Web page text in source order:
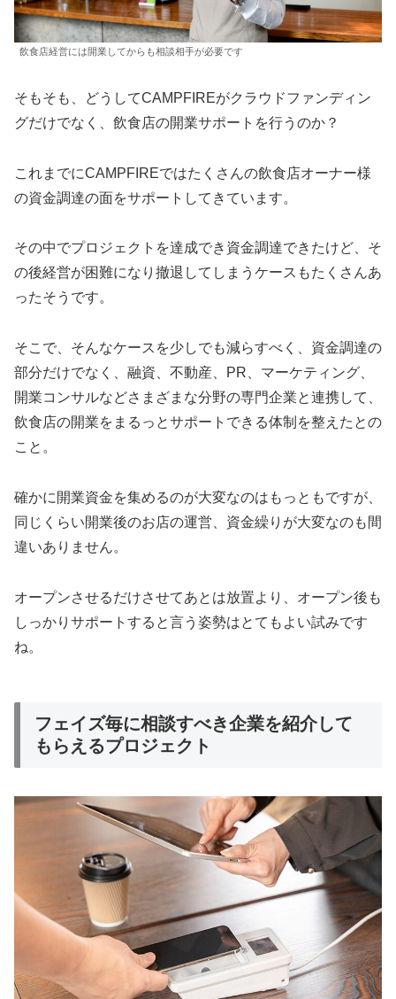
飲食店経営には開業してからも相談相手が必要です
そもそも、どうしてCAMPFIREがクラウドファンディン
グだけでなく、飲食店の開業サポートを行うのか？
これまでにCAMPFIREではたくさんの飲食店オーナー様
の資金調達の面をサポートしてきています。
その中でプロジェクトを達成でき資金調達できたけど、そ
の後経営が困難になり撤退してしまうケースもたくさんあ
ったそうです。
そこで、そんなケースを少しでも減らすべく、資金調達の
部分だけでなく、融資、不動産、PR、マーケティング、
開業コンサルなどさまざまな分野の専門企業と連携して、
飲食店の開業をまるっとサポートできる体制を整えたとの
こと。
確かに開業資金を集めるのが大変なのはもっともですが、
同じくらい開業後のお店の運営、資金繰りが大変なのも間
違いありません。
オープンさせるだけさせてあとは放置より、オープン後も
しっかりサポートすると言う姿勢はとてもよい試みです
ね。
フェイズ毎に相談すべき企業を紹介して
もらえるプロジェクト